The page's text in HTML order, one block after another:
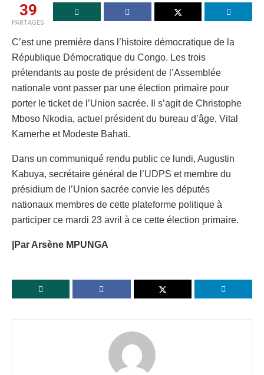
39
PARTAGES
C’est une première dans l’histoire démocratique de la
République Démocratique du Congo. Les trois
prétendants au poste de président de l’Assemblée
nationale vont passer par une élection primaire pour
porter le ticket de l’Union sacrée. Il s’agit de Christophe
Mboso Nkodia, actuel président du bureau d’âge, Vital
Kamerhe et Modeste Bahati.
Dans un communiqué rendu public ce lundi, Augustin
Kabuya, secrétaire général de l’UDPS et membre du
présidium de l’Union sacrée convie les députés
nationaux membres de cette plateforme politique à
participer ce mardi 23 avril à ce cette élection primaire.
|Par Arsène MPUNGA